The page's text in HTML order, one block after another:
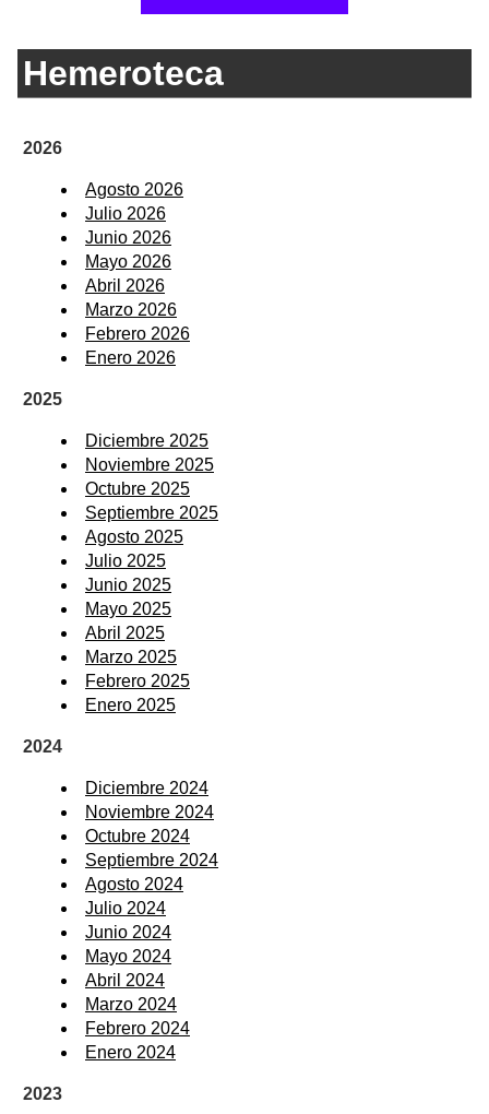
Hemeroteca
2026
Agosto 2026
Julio 2026
Junio 2026
Mayo 2026
Abril 2026
Marzo 2026
Febrero 2026
Enero 2026
2025
Diciembre 2025
Noviembre 2025
Octubre 2025
Septiembre 2025
Agosto 2025
Julio 2025
Junio 2025
Mayo 2025
Abril 2025
Marzo 2025
Febrero 2025
Enero 2025
2024
Diciembre 2024
Noviembre 2024
Octubre 2024
Septiembre 2024
Agosto 2024
Julio 2024
Junio 2024
Mayo 2024
Abril 2024
Marzo 2024
Febrero 2024
Enero 2024
2023